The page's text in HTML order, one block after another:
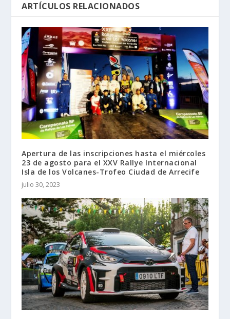
ARTÍCULOS RELACIONADOS
Apertura de las inscripciones hasta el miércoles
23 de agosto para el XXV Rallye Internacional
Isla de los Volcanes-Trofeo Ciudad de Arrecife
julio 30, 2023